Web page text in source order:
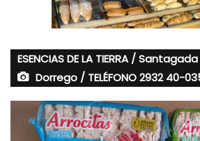
ESENCIAS DE LA TIERRA /
Dorrego / TELÉFONO 2932 40-